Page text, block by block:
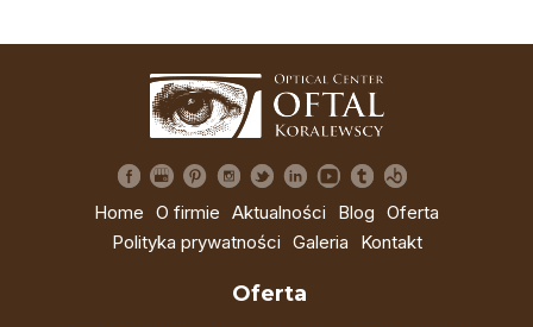
Home O firmie Aktualności Blog Oferta
Polityka prywatności Galeria Kontakt
Oferta